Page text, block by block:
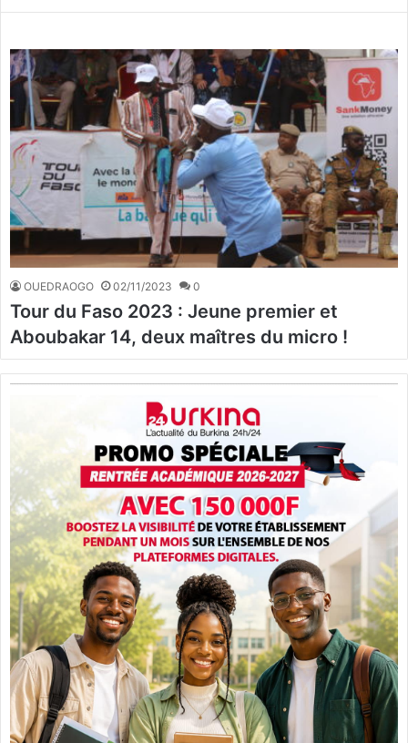
OUEDRAOGO 02/11/2023 0
Tour du Faso 2023 : Jeune premier et
Aboubakar 14, deux maîtres du micro !